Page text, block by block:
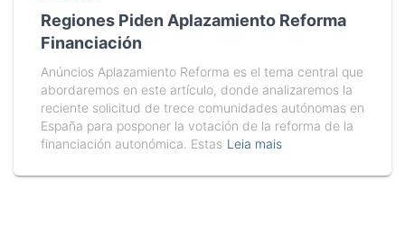
Regiones Piden Aplazamiento Reforma
Financiación
Anúncios Aplazamiento Reforma es el tema central que
abordaremos en este artículo, donde analizaremos la
reciente solicitud de trece comunidades autónomas en
España para posponer la votación de la reforma de la
financiación autonómica. Estas Leia mais